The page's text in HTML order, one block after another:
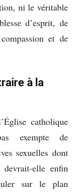
ni le véritable
d’esprit, de
et de
à la
catholique
exempte de
sexuelles dont
devrait-elle enfin
sur le plan